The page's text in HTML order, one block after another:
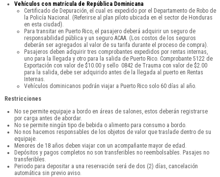
Vehículos con matrícula de República Dominicana
Certificado de Depuración, el cual es expedido por el Departamento de Robo de
la Policía Nacional. (Referirse al plan piloto ubicada en el sector de Honduras
en esta ciudad).
Para transitar en Puerto Rico, el pasajero deberá adquirir un seguro de
responsabilidad pública y un seguro ACAA. (Los costos de los seguros
deberán ser agregados al valor de su tarifa durante el proceso de compra).
Pasajeros deben adquirir tres comprobantes expedidos por rentas internas,
uno para la llegada y otro para la salida de Puerto Rico. Comprobante 5122 de
Exportación con valor de $10.00 y sello 0842 de Trauma con valor de $2.00
para la salida, debe ser adquirido antes de la llegada al puerto en Rentas
Internas.
Vehículos dominicanos podrán viajar a Puerto Rico solo 60 días al año.
Restricciones
No se permite equipaje a bordo en áreas de salones, estos deberán registrarse
por carga antes de abordar.
No se permite ningún tipo de bebida o alimento para consumo a bordo.
No nos hacemos responsables de los objetos de valor que traslade dentro de su
equipaje.
Menores de 18 años deben viajar con un acompañante mayor de edad.
Depósitos y pagos completos no son transferibles no reembolsables. Pasajes no
transferibles.
Periodo para depositar a una reservación será de dos (2) días, cancelación
automática sin previo aviso.